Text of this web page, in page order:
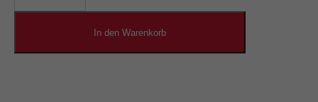
Designputz
In den Warenkorb